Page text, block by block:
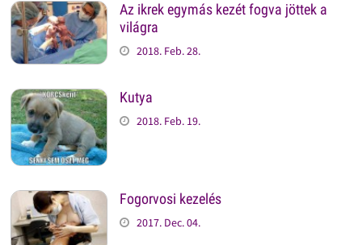
Az ikrek egymás kezét fogva jöttek a
világra
2018. Feb. 28.
Kutya
2018. Feb. 19.
Fogorvosi kezelés
2017. Dec. 04.